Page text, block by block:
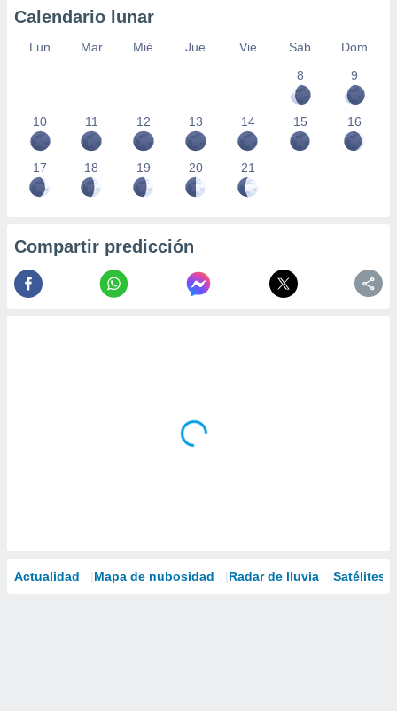
Calendario lunar
Lun Mar Mié Jue Vie Sáb
Dom
8
9
10 11 12 13 14 15 16
17 18 19 20 21
Compartir predicción
Actualidad Mapa de nubosidad Radar de lluvia Satélites